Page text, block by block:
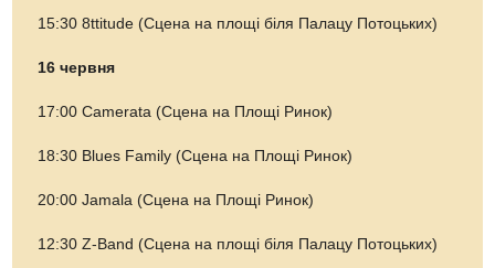
15:30 8ttitude (Сцена на площі біля Палацу Потоцьких)
16 червня
17:00 Camerata (Сцена на Площі Ринок)
18:30 Blues Family (Сцена на Площі Ринок)
20:00 Jamala (Сцена на Площі Ринок)
12:30 Z-Band (Сцена на площі біля Палацу Потоцьких)